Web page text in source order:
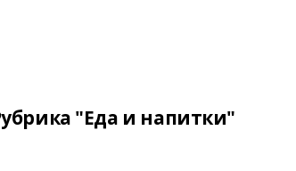
"Еда и напитки"